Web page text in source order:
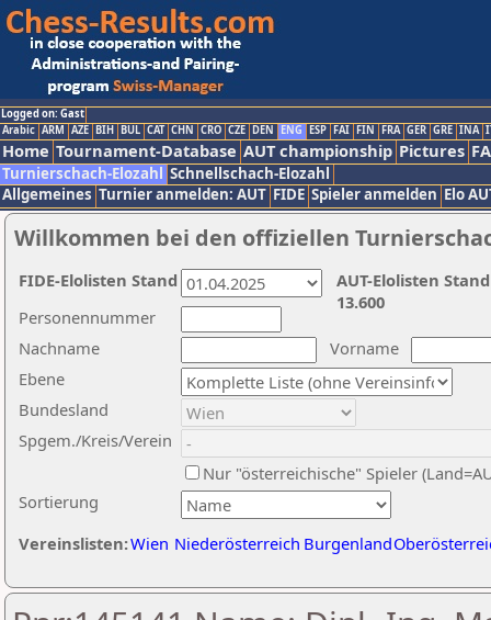
Logged on: Gast
Arabic ARM AZE BIH BUL CAT CHN CRO CZE DEN ENG ESP FAI FIN FRA GER GRE INA
Home Tournament-Database AUT championship Pictures
Turnierschach-Elozahl Schnellschach-Elozahl
Allgemeines Turnier anmelden: AUT FIDE Spieler anmelden Elo
Willkommen bei den offiziellen
Nachname
Vorname
Ebene
Sortierung
Personennummer
Bundesland
Spgem./Kreis/Verein
Nur "österreichische" Spieler
Vereinslisten:Wien Niederösterreich Burgenland
AUT-Elolisten
13.600
FIDE-Elolisten Stand